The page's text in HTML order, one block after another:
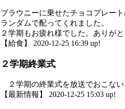
ブラウニーに乗せたチョコプレー
ランダムで配ってくれました。
２学期もお疲れ様でした。ありがと
【給食】 2020-12-25 16:39 up!
２学期終業式
２学期の終業式を放送でおこない
【最新情報】 2020-12-25 15:03 up!